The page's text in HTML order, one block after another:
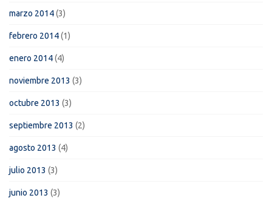
marzo 2014(3)
febrero 2014(1)
enero 2014(4)
noviembre 2013 (3)
octubre 2013 (3)
septiembre 2013 (2)
agosto 2013 (4)
julio 2013 (3)
junio 2013 (3)